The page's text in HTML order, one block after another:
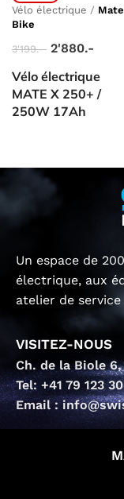
Vélo électrique / Mate
Bike
3'199.- 2'880.-
Vélo électrique
MATE X 250+ /
250W 17Ah
Un espace de
électrique, aux
atelier de
VISITEZ-NOUS
Ch. de la Biole
Tel: +41 79 123
Email :